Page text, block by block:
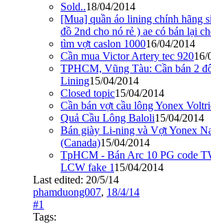
Sold..18/04/2014
[Mua] quần áo lining chính hãng
đồ 2nd cho nó rẻ ) ae có bán lại
tìm vợt caslon 100016/04/2014
Cần mua Victor Artery tec 92016/
TPHCM, Vũng Tàu: Cần bán 2
Lining15/04/2014
Closed topic15/04/2014
Cần bán vợt cầu lông Yonex
Quả Cầu Lông Baloli15/04/2014
Bán giày Li-ning và Vợt Yonex
(Canada)15/04/2014
TpHCM - Bán Arc 10 PG code
LCW fake 115/04/2014
Last edited: 20/5/14
phamduong007, 18/4/14
#1
Tags: